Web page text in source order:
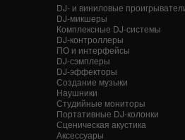
DJ- и виниловые
DJ-микшеры
Комплексные DJ-системы
DJ-контроллеры
ПО и интерфейсы
DJ-сэмплеры
DJ-эффекторы
Создание музыки
Наушники
Студийные мониторы
Портативные DJ-колонки
Сценическая акустика
Аксессуары